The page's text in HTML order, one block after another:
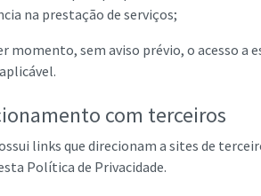
na prestação de serviços;
momento, sem aviso prévio, o acesso a
com terceiros
links que direcionam a sites de
Política de Privacidade.